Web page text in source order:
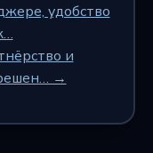
удобство
и
→